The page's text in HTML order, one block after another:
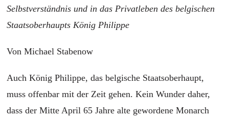
Selbstverständnis und in das Privatleben des belgischen
Staatsoberhaupts König Philippe
Von Michael Stabenow
Auch König Philippe, das belgische Staatsoberhaupt,
muss offenbar mit der Zeit gehen. Kein Wunder daher,
dass der Mitte April 65 Jahre alte gewordene Monarch